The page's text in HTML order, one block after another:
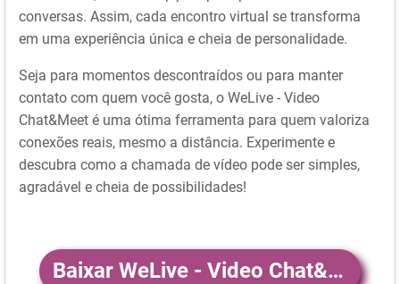
conversas. Assim, cada encontro virtual se transforma
em uma experiência única e cheia de personalidade.
Seja para momentos descontraídos ou para manter
contato com quem você gosta, o WeLive - Video
Chat&Meet é uma ótima ferramenta para quem valoriza
conexões reais, mesmo a distância. Experimente e
descubra como a chamada de vídeo pode ser simples,
agradável e cheia de possibilidades!
Baixar WeLive - Video Chat&Meet